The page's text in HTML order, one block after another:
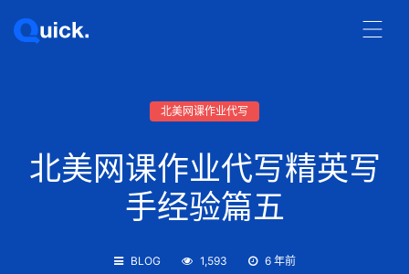
北美网课作业代写
北美网课作业代写精英写
手经验篇五
BLOG 1,593 6 年前